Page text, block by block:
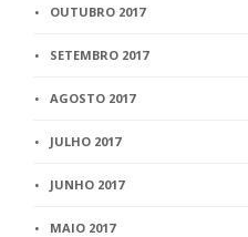
OUTUBRO 2017
SETEMBRO 2017
AGOSTO 2017
JULHO 2017
JUNHO 2017
MAIO 2017